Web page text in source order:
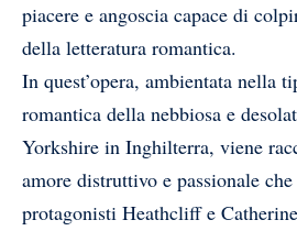
piacere e angoscia capace di
della letteratura romantica.
In quest’opera, ambientata nella
romantica della nebbiosa e
Yorkshire in Inghilterra, viene
amore distruttivo e passionale
protagonisti Heathcliff e